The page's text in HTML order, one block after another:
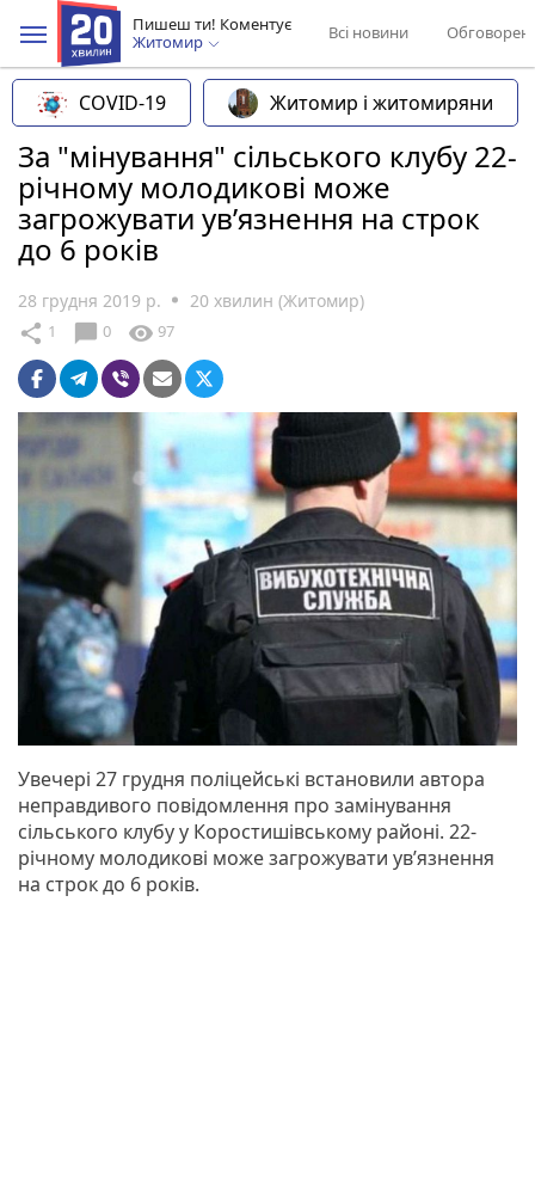
Пишеш ти! Коментує
Житомир
Всі новини
COVID-19 Житомир і житомиряни
За "мінування" сільського клубу 22-
річному молодикові може
загрожувати ув’язнення на строк
до 6 років
28 грудня 2019 р. 20 хвилин (Житомир)
share 1 chat_bubble 0 visibility 97
Увечері 27 грудня поліцейські встановили автора
неправдивого повідомлення про замінування
сільського клубу у Коростишівському районі. 22-
річному молодикові може загрожувати ув’язнення
на строк до 6 років.